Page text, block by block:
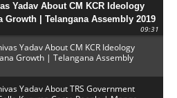
Yadav About CM KCR Ideology
Growth | Telangana Assembly 2019
09:31
Yadav About CM KCR Ideology
Growth | Telangana Assembly
Yadav About TRS Government